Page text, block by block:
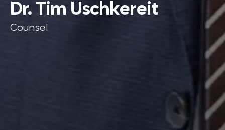
Dr. Tim Uschkereit
Counsel